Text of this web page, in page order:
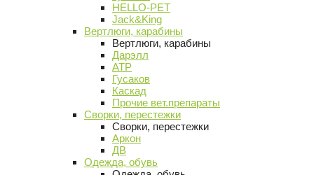
HELLO-PET
Jack&King
Вертлюги, карабины
Вертлюги, карабины
Дарэлл
АТР
Гусаков
Каскад
Прочие вет.препараты
Сворки, перестежки
Сворки, перестежки
Аркон
ДВ
Одежда, обувь